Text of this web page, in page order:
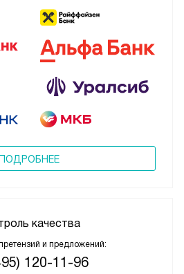
качества
и предложений:
120-11-96